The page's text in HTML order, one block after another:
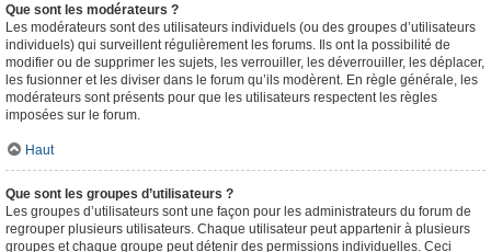
Que sont les modérateurs ?
Les modérateurs sont des utilisateurs individuels (ou des groupes d’utilisateurs
individuels) qui surveillent régulièrement les forums. Ils ont la possibilité de
modifier ou de supprimer les sujets, les verrouiller, les déverrouiller, les déplacer,
les fusionner et les diviser dans le forum qu’ils modèrent. En règle générale, les
modérateurs sont présents pour que les utilisateurs respectent les règles
imposées sur le forum.
Haut
Que sont les groupes d’utilisateurs ?
Les groupes d’utilisateurs sont une façon pour les administrateurs du forum de
regrouper plusieurs utilisateurs. Chaque utilisateur peut appartenir à plusieurs
groupes et chaque groupe peut détenir des permissions individuelles. Ceci